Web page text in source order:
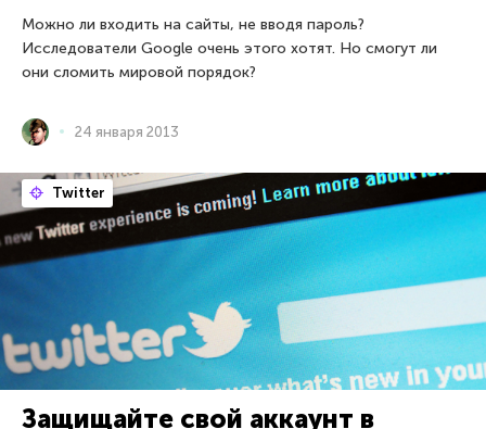
Можно ли входить на сайты, не вводя пароль?
Исследователи Google очень этого хотят. Но смогут ли
они сломить мировой порядок?
24 января 2013
Twitter
Защищайте свой аккаунт в